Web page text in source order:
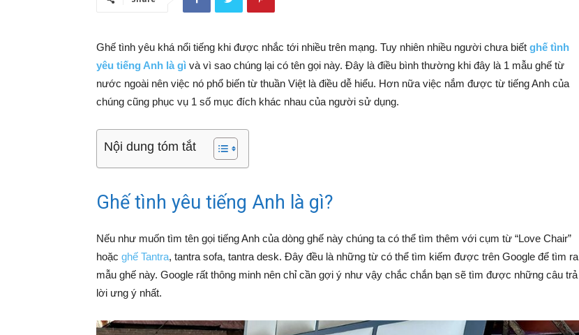
Ghế tình yêu khá nổi tiếng khi được nhắc tới nhiều trên mạng. Tuy nhiên nhiều người chưa biết ghế tình
yêu tiếng Anh là gì và vì sao chúng lại có tên gọi này. Đây là điều bình thường khi đây là 1 mẫu ghế từ
nước ngoài nên việc nó phổ biến từ thuần Việt là điều dễ hiểu. Hơn nữa việc nắm được từ tiếng Anh của
chúng cũng phục vụ 1 số mục đích khác nhau của người sử dụng.
Nội dung tóm tắt
Ghế tình yêu tiếng Anh là gì?
Nếu như muốn tìm tên gọi tiếng Anh của dòng ghế này chúng ta có thể tìm thêm với cụm từ “Love Chair”
hoặc ghế Tantra, tantra sofa, tantra desk. Đây đều là những từ có thể tìm kiếm được trên Google để tìm ra
mẫu ghế này. Google rất thông minh nên chỉ cần gợi ý như vậy chắc chắn bạn sẽ tìm được những câu trả
lời ưng ý nhất.